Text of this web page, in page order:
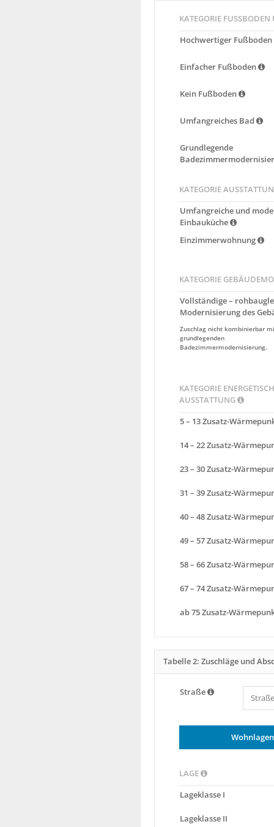
KATEGORIE
Hochwertiger Fußboden
Einfacher Fußboden
Kein Fußboden
Umfangreiches Bad
Grundlegende
KATEGORIE
Umfangreiche und
Einbauküche
Einzimmerwohnung
KATEGORIE
Vollständige –
Modernisierung des
Zuschlag nicht kombinierbar
grundlegenden
Badezimmermodernisierung.
KATEGORIE
AUSSTATTUNG
5 – 13 Zusatz-
14 – 22 Zusatz-
23 – 30 Zusatz-
31 – 39 Zusatz-
40 – 48 Zusatz-
49 – 57 Zusatz-
58 – 66 Zusatz-
67 – 74 Zusatz-
ab 75 Zusatz-
Tabelle 2: Zuschläge und
Straße
LAGE
Lageklasse I
Lageklasse II